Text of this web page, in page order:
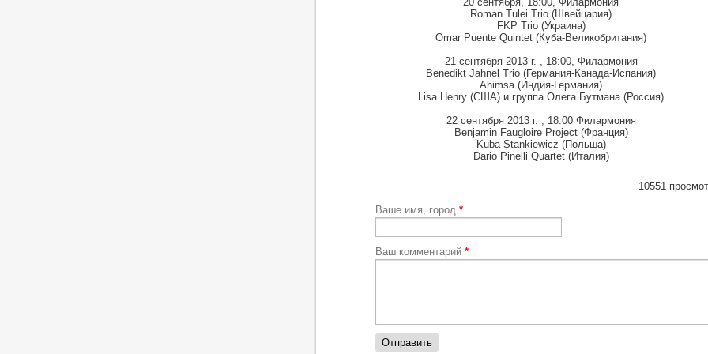
Roman Tulei Trio (Швейцария)
FKP Trio (Украина)
Omar Puente Quintet (Куба-Великобритания)
21 сентября 2013 г. , 18:00, Филармония
Benedikt Jahnel Trio (Германия-Канада-Испания)
Ahimsa (Индия-Германия)
Lisa Henry (США) и группа Олега Бутмана (Россия)
22 сентября 2013 г. , 18:00 Филармония
Benjamin Faugloire Project (Франция)
Kuba Stankiewicz (Польша)
Dario Pinelli Quartet (Италия)
10551
Ваше имя, город *
Ваш комментарий *